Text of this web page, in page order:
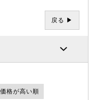
戻る ▶
格が高い順